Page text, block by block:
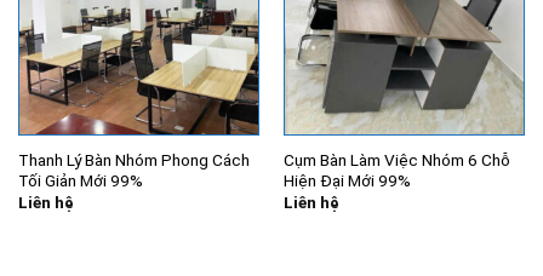
Thanh Lý Bàn Nhóm Phong Cách
Tối Giản Mới 99%
Liên hệ
Cụm Bàn Làm Việc Nhóm 6 Chỗ
Hiện Đại Mới 99%
Liên hệ